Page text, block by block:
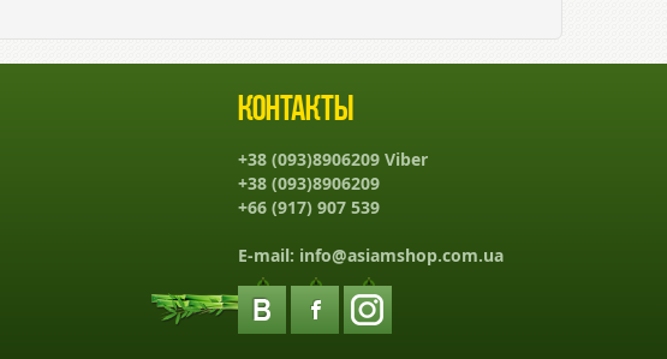
Контакты
+38 (093)8906209 Viber
+38 (093)8906209
+66 (917) 907 539
E-mail: info@asiamshop.com.ua